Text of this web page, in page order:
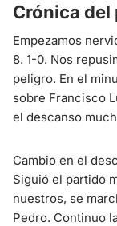
Crónica del
Empezamos
8. 1-0. Nos
peligro. En el
sobre Francisco
el descanso
Cambio en el
Siguió el partido
nuestros, se
Pedro. Continuo